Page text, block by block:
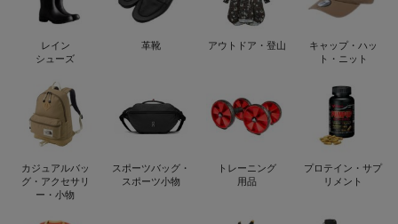
レイン
シューズ
革靴 アウトドア・登山
キャップ・ハッ
ト・ニット
カジュアルバッ
グ・アクセサリ
ー・小物
スポーツバッグ・
スポーツ小物
トレーニング
用品
プロテイン・サプ
リメント